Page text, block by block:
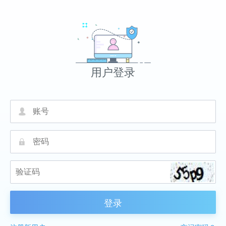
用户登录
넙
끕
登录